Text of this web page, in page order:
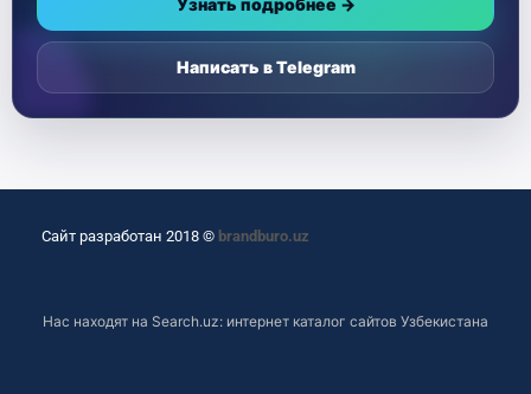
Узнать подробнее →
Написать в Telegram
Сайт разработан 2018 © brandburo.uz
Нас находят на Search.uz: интернет каталог сайтов Узбекистана